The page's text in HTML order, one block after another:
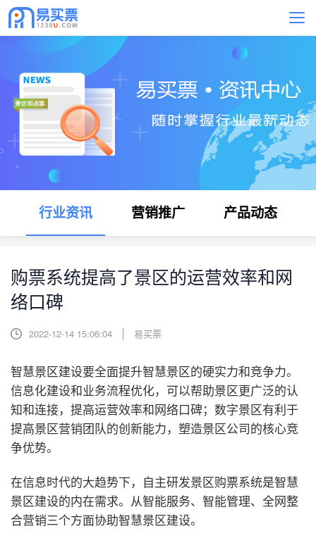
行业资讯 营销推广 产品动态
购票系统提高了景区的运营效率和网
络口碑
2022-12-14 15:06:04 易买票
智慧景区建设要全面提升智慧景区的硬实力和竞争力。
信息化建设和业务流程优化，可以帮助景区更广泛的认
知和连接，提高运营效率和网络口碑；数字景区有利于
提高景区营销团队的创新能力，塑造景区公司的核心竞
争优势。
在信息时代的大趋势下，自主研发景区购票系统是智慧
景区建设的内在需求。从智能服务、智能管理、全网整
合营销三个方面协助智慧景区建设。